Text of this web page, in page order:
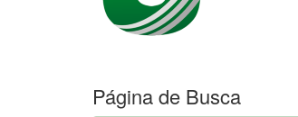
Página de Busca